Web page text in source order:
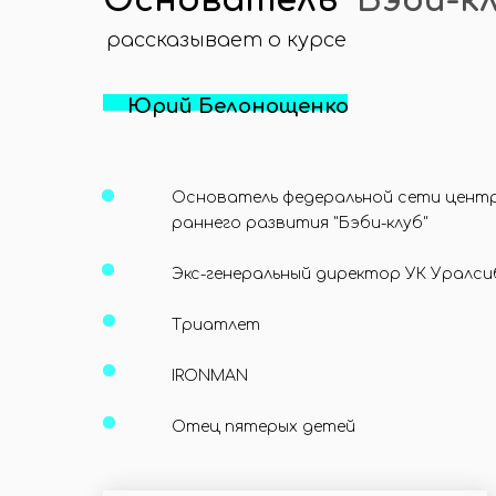
Основатель федеральной сети
раннего развития "Бэби-клуб"
Экс-генеральный директор УК
Триатлет
IRONMAN
Отец пятерых детей
Юрий Белонощенко
рассказывает о курсе